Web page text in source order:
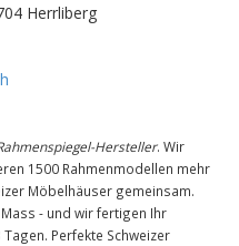
Herrliberg
Hersteller. Wir
1500 Rahmenmodellen mehr
Möbelhäuser gemeinsam.
- und wir fertigen Ihr
Perfekte Schweizer